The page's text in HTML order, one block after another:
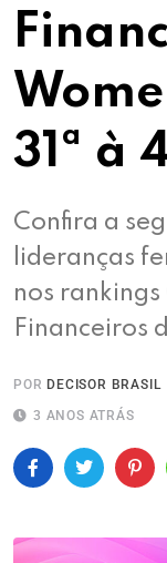
31ª à
Confira a
lideranças
nos
Financeiros
POR DECISOR BRASIL
3 ANOS ATRÁS